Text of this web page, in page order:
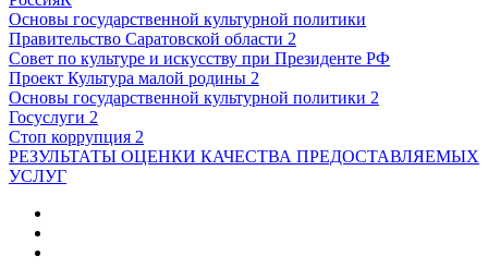
Основы государственной культурной политики
Правительство Саратовской области 2
Совет по культуре и искусству при Президенте РФ
Проект Культура малой родины 2
Основы государственной культурной политики 2
Госуслуги 2
Стоп коррупция 2
РЕЗУЛЬТАТЫ ОЦЕНКИ КАЧЕСТВА ПРЕДОСТАВЛЯЕМЫХ
УСЛУГ